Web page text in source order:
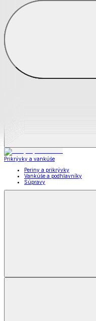
Zobraziť všetko
Všetko z Matrace a matracové chrániče
Matrace
Chrániče na matrace
Prikrývky a vankúše
Periny a prikrývky
Vankúše a podhlavníky
Súpravy